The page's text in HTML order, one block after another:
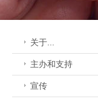
关于...
主办和支持
宣传